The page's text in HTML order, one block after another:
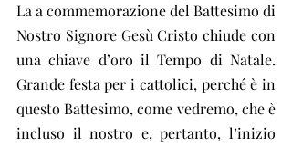
La a commemorazione del Battesimo di
Nostro Signore Gesù Cristo chiude con
una chiave d’oro il Tempo di Natale.
Grande festa per i cattolici, perché è in
questo Battesimo, come vedremo, che è
incluso il nostro e, pertanto, l’inizio